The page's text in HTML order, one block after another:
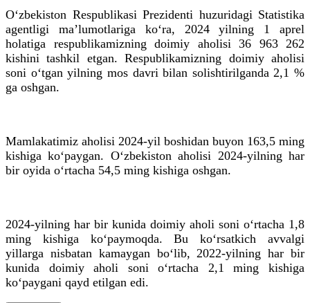
O‘zbekiston Respublikasi Prezidenti huzuridagi Statistika
agentligi ma’lumotlariga ko‘ra, 2024 yilning 1 aprel
holatiga respublikamizning doimiy aholisi 36 963 262
kishini tashkil etgan. Respublikamizning doimiy aholisi
soni o‘tgan yilning mos davri bilan solishtirilganda 2,1 %
ga oshgan.
Mamlakatimiz aholisi 2024-yil boshidan buyon 163,5 ming
kishiga ko‘paygan. O‘zbekiston aholisi 2024-yilning har
bir oyida o‘rtacha 54,5 ming kishiga oshgan.
2024-yilning har bir kunida doimiy aholi soni o‘rtacha 1,8
ming kishiga ko‘paymoqda. Bu ko‘rsatkich avvalgi
yillarga nisbatan kamaygan bo‘lib, 2022-yilning har bir
kunida doimiy aholi soni o‘rtacha 2,1 ming kishiga
ko‘paygani qayd etilgan edi.